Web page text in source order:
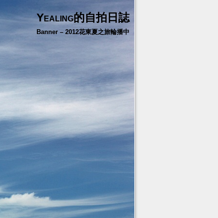
Yealing的自拍日誌
Banner – 2012花東夏之旅輪播中